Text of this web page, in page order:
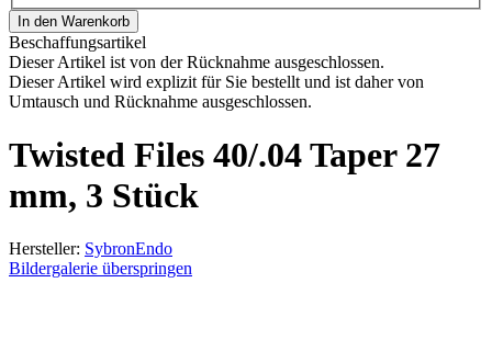
In den Warenkorb
Beschaffungsartikel
Dieser Artikel ist von der Rücknahme ausgeschlossen.
Dieser Artikel wird explizit für Sie bestellt und ist daher von
Umtausch und Rücknahme ausgeschlossen.
Twisted Files 40/.04 Taper 27
mm, 3 Stück
Hersteller: SybronEndo
Bildergalerie überspringen